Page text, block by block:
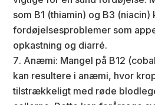
som B1 (thiamin) og B3 (niacin)
fordøjelsesproblemer som
opkastning og diarré.
Anæmi: Mangel på B12
kan resultere i anæmi, hvor
tilstrækkeligt med røde